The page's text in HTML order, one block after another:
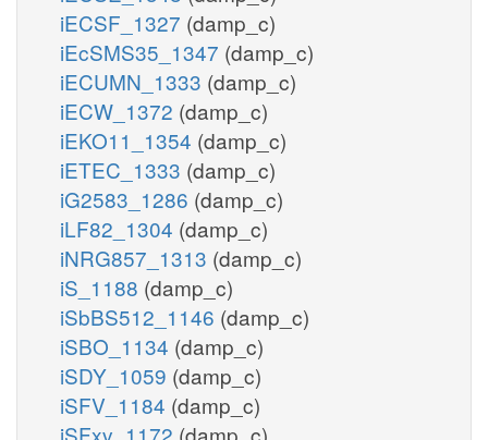
iECSF_1327 (damp_c)
iEcSMS35_1347 (damp_c)
iECUMN_1333 (damp_c)
iECW_1372 (damp_c)
iEKO11_1354 (damp_c)
iETEC_1333 (damp_c)
iG2583_1286 (damp_c)
iLF82_1304 (damp_c)
iNRG857_1313 (damp_c)
iS_1188 (damp_c)
iSbBS512_1146 (damp_c)
iSBO_1134 (damp_c)
iSDY_1059 (damp_c)
iSFV_1184 (damp_c)
iSFxv_1172 (damp_c)